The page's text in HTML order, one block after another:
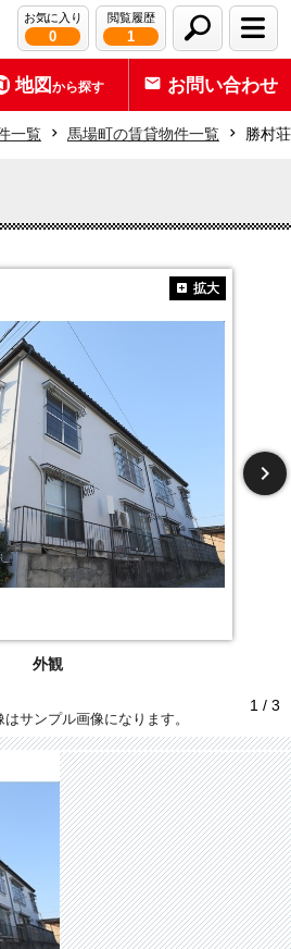
お気に入り
0
閲覧履歴
1
地図から探す お問い合わせ
一覧 馬場町の賃貸物件一覧 勝村荘
外観
拡大
1 / 3
サンプル画像になります。